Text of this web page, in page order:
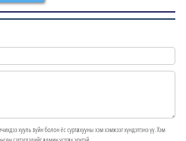
хууль зүйн болон ёс суртахууны хэм хэмжээг хүндэтгэнэ үү. Хэм